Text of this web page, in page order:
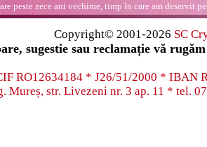
peste zece ani vechime, timp în care am deservit
Copyright© 2001-2026 SC
sugestie sau reclamație vă
RO12634184 * J26/51/2000 * IBAN
Mureș, str. Livezeni nr. 3 ap. 11 * tel.